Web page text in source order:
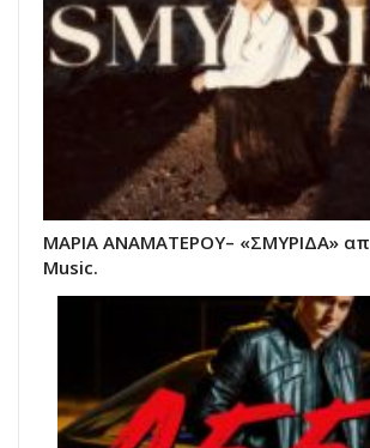
ΜΑΡΙΑ ΑΝΑΜΑΤΕΡΟΥ– «ΣΜΥΡΙΔΑ»
Music.